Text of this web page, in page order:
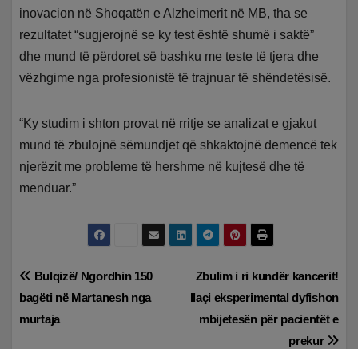
inovacion në Shoqatën e Alzheimerit në MB, tha se
rezultatet “sugjerojnë se ky test është shumë i saktë”
dhe mund të përdoret së bashku me teste të tjera dhe
vëzhgime nga profesionistë të trajnuar të shëndetësisë.
“Ky studim i shton provat në rritje se analizat e gjakut
mund të zbulojnë sëmundjet që shkaktojnë demencë tek
njerëzit me probleme të hershme në kujtesë dhe të
menduar.”
Lëvizje
te
Zbulim i ri kundër kancerit!
Ilaçi eksperimental dyfishon
mbijetesën për pacientët e
prekur
Bulqizë/ Ngordhin 150
bagëti në Martanesh nga
murtaja